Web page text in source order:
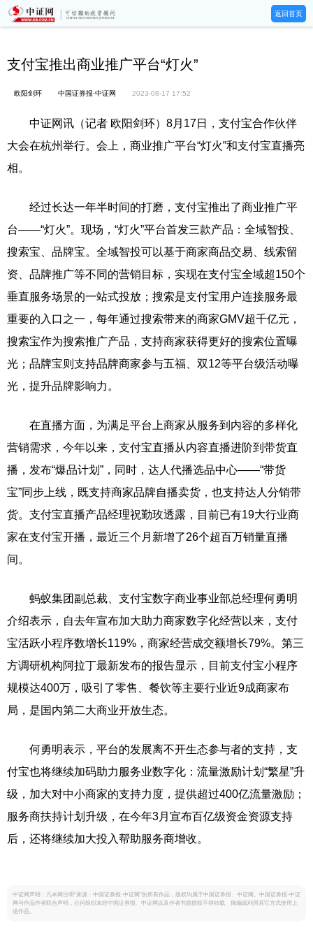
返回首页
支付宝推出商业推广平台“灯火”
欧阳剑环 中国证券报·中证网 2023-08-17 17:52
中证网讯（记者 欧阳剑环）8月17日，支付宝合作伙伴
大会在杭州举行。会上，商业推广平台“灯火”和支付宝直播亮
相。
经过长达一年半时间的打磨，支付宝推出了商业推广平
台——“灯火”。现场，“灯火”平台首发三款产品：全域智投、
搜索宝、品牌宝。全域智投可以基于商家商品交易、线索留
资、品牌推广等不同的营销目标，实现在支付宝全域超150个
垂直服务场景的一站式投放；搜索是支付宝用户连接服务最
重要的入口之一，每年通过搜索带来的商家GMV超千亿元，
搜索宝作为搜索推广产品，支持商家获得更好的搜索位置曝
光；品牌宝则支持品牌商家参与五福、双12等平台级活动曝
光，提升品牌影响力。
在直播方面，为满足平台上商家从服务到内容的多样化
营销需求，今年以来，支付宝直播从内容直播进阶到带货直
播，发布“爆品计划”，同时，达人代播选品中心——“带货
宝”同步上线，既支持商家品牌自播卖货，也支持达人分销带
货。支付宝直播产品经理祝勤玫透露，目前已有19大行业商
家在支付宝开播，最近三个月新增了26个超百万销量直播
间。
蚂蚁集团副总裁、支付宝数字商业事业部总经理何勇明
介绍表示，自去年宣布加大助力商家数字化经营以来，支付
宝活跃小程序数增长119%，商家经营成交额增长79%。第三
方调研机构阿拉丁最新发布的报告显示，目前支付宝小程序
规模达400万，吸引了零售、餐饮等主要行业近9成商家布
局，是国内第二大商业开放生态。
何勇明表示，平台的发展离不开生态参与者的支持，支
付宝也将继续加码助力服务业数字化：流量激励计划“繁星”升
级，加大对中小商家的支持力度，提供超过400亿流量激励；
服务商扶持计划升级，在今年3月宣布百亿级资金资源支持
后，还将继续加大投入帮助服务商增收。
中证网声明：凡本网注明“来源：中国证券报·中证网”的所有作品，版权均属于中国证券报、中证网。中国证券报·中证
网与作品作者联合声明，任何组织未经中国证券报、中证网以及作者书面授权不得转载、摘编或利用其它方式使用上
述作品。